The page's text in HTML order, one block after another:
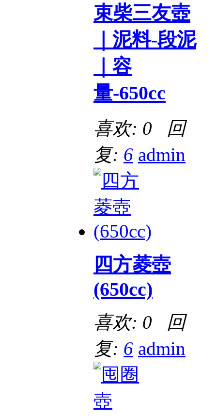
束柴三友壺
｜泥料-段泥
｜容
量-650cc
喜欢: 0 回
复: 6 admin
四方菱壺
(650cc)
喜欢: 0 回
复: 6 admin